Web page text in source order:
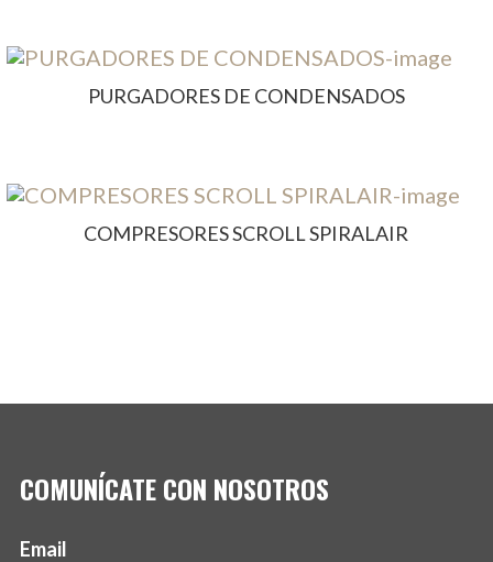
PURGADORES DE CONDENSADOS
COMPRESORES SCROLL SPIRALAIR
COMUNÍCATE CON NOSOTROS
Email